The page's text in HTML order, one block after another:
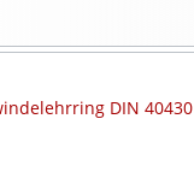
DIN 40430